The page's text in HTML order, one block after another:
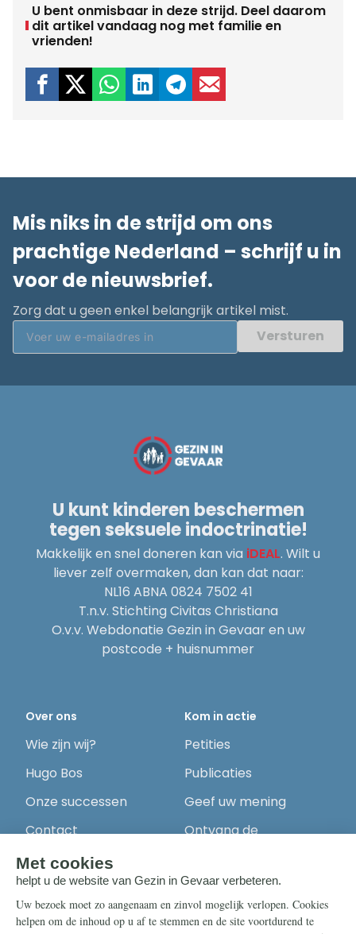
U bent onmisbaar in deze strijd. Deel daarom
dit artikel vandaag nog met familie en
vrienden!
Mis niks in de strijd om ons
prachtige Nederland – schrijf u in
voor de nieuwsbrief.
Zorg dat u geen enkel belangrijk artikel mist.
Versturen
U kunt kinderen beschermen
tegen seksuele indoctrinatie!
Makkelijk en snel doneren kan via iDEAL. Wilt u
liever zelf overmaken, dan kan dat naar:
NL16 ABNA 0824 7502 41
T.n.v. Stichting Civitas Christiana
O.v.v. Webdonatie Gezin in Gevaar en uw
postcode + huisnummer
Over ons
Wie zijn wij?
Hugo Bos
Onze successen
Contact
Kom in actie
Petities
Publicaties
Geef uw mening
Ontvang de
Steun ons
Nieuwsbrief
Info
Contact